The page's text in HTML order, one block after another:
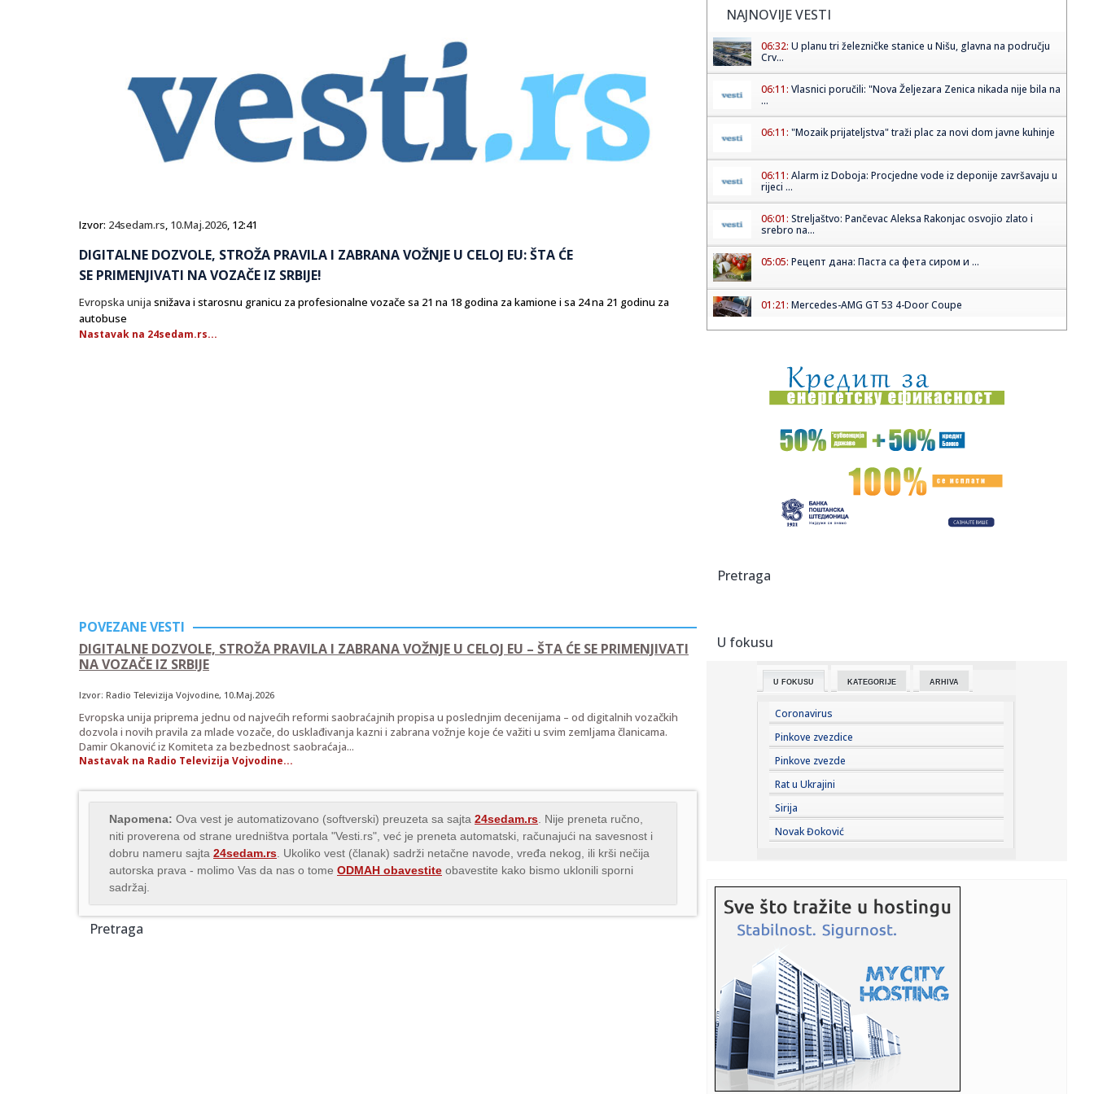
Izvor: 24sedam.rs, 10.Maj.2026, 12:41
DIGITALNE DOZVOLE, STROŽA PRAVILA I ZABRANA VOŽNJE U CELOJ EU: ŠTA ĆE
SE PRIMENJIVATI NA VOZAČE IZ SRBIJE!
Evropska unija snižava i starosnu granicu za profesionalne vozače sa 21 na 18 godina za kamione i sa 24 na 21 godinu za
autobuse
Nastavak na 24sedam.rs...
POVEZANE VESTI
DIGITALNE DOZVOLE, STROŽA PRAVILA I ZABRANA VOŽNJE U CELOJ EU – ŠTA ĆE SE PRIMENJIVATI
NA VOZAČE IZ SRBIJE
Izvor: Radio Televizija Vojvodine, 10.Maj.2026
Evropska unija priprema jednu od najvećih reformi saobraćajnih propisa u poslednjim decenijama – od digitalnih vozačkih
dozvola i novih pravila za mlade vozače, do usklađivanja kazni i zabrana vožnje koje će važiti u svim zemljama članicama.
Damir Okanović iz Komiteta za bezbednost saobraćaja...
Nastavak na Radio Televizija Vojvodine...
Napomena: Ova vest je automatizovano (softverski) preuzeta sa sajta 24sedam.rs . Nije preneta ručno,
niti proverena od strane uredništva portala "Vesti.rs", već je preneta automatski, računajući na savesnost i
dobru nameru sajta 24sedam.rs . Ukoliko vest (članak) sadrži netačne navode, vređa nekog, ili krši nečija
autorska prava - molimo Vas da nas o tome ODMAH obavestite obavestite kako bismo uklonili sporni
sadržaj.
Pretraga
NAJNOVIJE VESTI
06:32: U planu tri železničke stanice u Nišu, glavna na području
Crv...
06:11: Vlasnici poručili: "Nova Željezara Zenica nikada nije bila na
...
06:11: "Mozaik prijateljstva" traži plac za novi dom javne kuhinje
06:11: Alarm iz Doboja: Procjedne vode iz deponije završavaju u
rijeci ...
06:01: Streljaštvo: Pančevac Aleksa Rakonjac osvojio zlato i
srebro na...
05:05: Рецепт дана: Паста са фета сиром и ...
01:21: Mercedes-AMG GT 53 4-Door Coupe
00:44:Zvezda nastavlja tradiciju, opet časti najmlađe navijače
(FOTO...
00:34:Nissan Qashqai e-Power prešao 1980 km s jednim
rezervoarom goriv...
Evropa gori! Još jedan toplotni talas, cela Italija pod
00:16:Zelenski smenio ambasadore u još četiri države
hajlajtse p...
00:04:
00:01: Na današnji dan, 7. avgust
23:59:U predgrađu Damaska podignut autobus u vazduh, dve
osobe poginul...
23:55:ROMAŠČENKO POSLE POTOPA U HUMSKOJ: Jedna stvar
posebno ga je ra...
23:54:Aleksić: "Nemamo čega da se plašimo u Kazahstanu"
VIDEO
23:47: Škoda Peaq u serijskoj proizvodnji
23:44:
23:41:Marinović nakon pobjede: Zaslužili smo još koji gol, ali
svaka...
23:41:Može li ljetna avantura ipak nekako prerasti u ozbiljnu
vezu?
23:38:Partizan demolirao Tobol, Ilić konačno zadovoljan: Na
Pretraga
U fokusu
U FOKUSU KATEGORIJE ARHIVA
Coronavirus
Pinkove zvezdice
Pinkove zvezde
Rat u Ukrajini
Sirija
Novak Đoković